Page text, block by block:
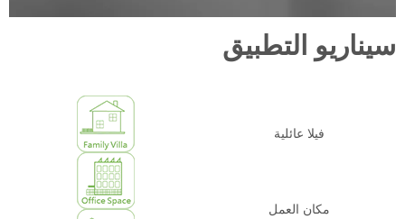
سيناريو التطبيق
فيلا عائلية
مكان العمل